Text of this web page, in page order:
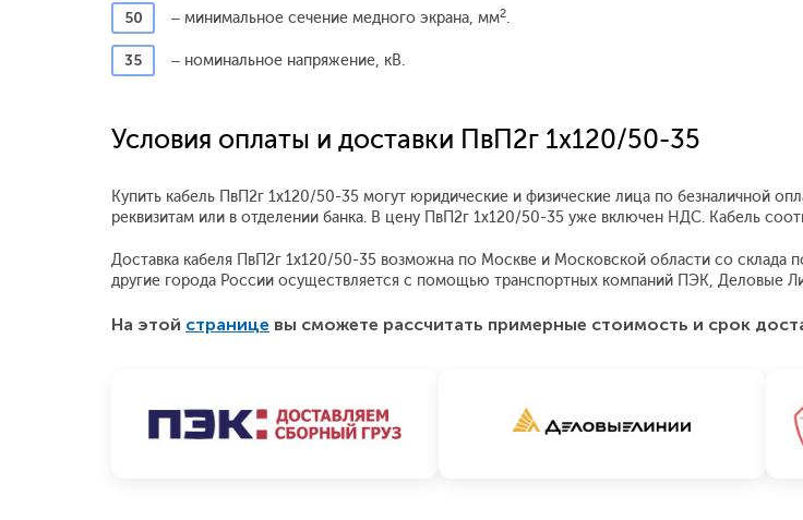
50 – минимальное сечение медного экрана, мм2.
35 – номинальное напряжение, кВ.
Условия оплаты и доставки ПвП2г 1x120/50-35
Купить кабель ПвП2г 1x120/50-35 могут юридические и физические лица по безналичной
реквизитам или в отделении банка. В цену ПвП2г 1x120/50-35 уже включен НДС. Кабель
Доставка кабеля ПвП2г 1x120/50-35 возможна по Москве и Московской области со склада
другие города России осуществляется с помощью транспортных компаний ПЭК, Деловые
На этой странице вы сможете рассчитать примерные стоимость и срок